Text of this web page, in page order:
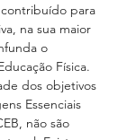
contribuído para
na sua maior
o
Física.
dos objetivos
Essenciais
não são